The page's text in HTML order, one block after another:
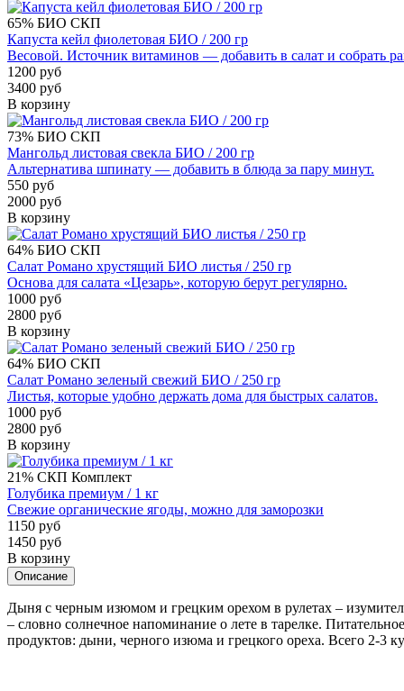
65% БИО СКП
Капуста кейл фиолетовая БИО / 200 гр
Весовой. Источник витаминов — добавить в салат и собрать
1200 руб
3400 руб
В корзину
73% БИО СКП
Мангольд листовая свекла БИО / 200 гр
Альтернатива шпинату — добавить в блюда за пару минут.
550 руб
2000 руб
В корзину
64% БИО СКП
Салат Романо хрустящий БИО листья / 250 гр
Основа для салата «Цезарь», которую берут регулярно.
1000 руб
2800 руб
В корзину
64% БИО СКП
Салат Романо зеленый свежий БИО / 250 гр
Листья, которые удобно держать дома для быстрых салатов.
1000 руб
2800 руб
В корзину
21% СКП Комплект
Голубика премиум / 1 кг
Свежие органические ягоды, можно для заморозки
1150 руб
1450 руб
В корзину
Описание
Дыня с черным изюмом и грецким орехом в рулетах –
– словно солнечное напоминание о лете в тарелке.
продуктов: дыни, черного изюма и грецкого ореха. Всего 2-